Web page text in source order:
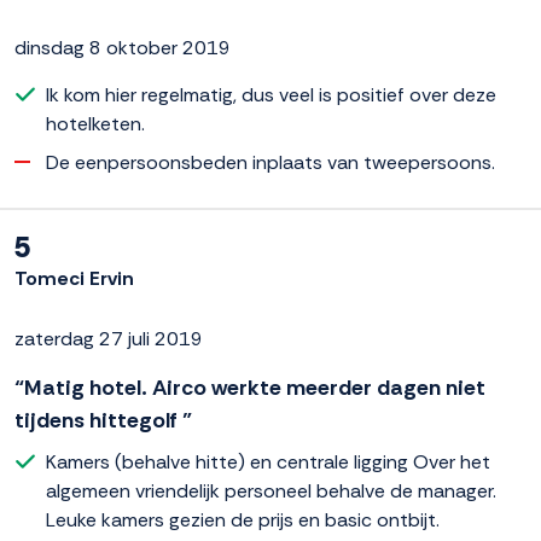
dinsdag 8 oktober 2019
Ik kom hier regelmatig, dus veel is positief over deze
hotelketen.
De eenpersoonsbeden inplaats van tweepersoons.
5
Tomeci Ervin
zaterdag 27 juli 2019
“Matig hotel. Airco werkte meerder dagen niet
tijdens hittegolf ”
Kamers (behalve hitte) en centrale ligging Over het
algemeen vriendelijk personeel behalve de manager.
Leuke kamers gezien de prijs en basic ontbijt.